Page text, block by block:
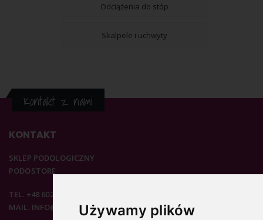
Używamy plików
Odciążenia do stóp
Skalpele i uchwyty
Kontakt z nami
KONTAKT
SKLEP PODOLOGICZNY
PODOSTORE
TEL. +48 602 537 894
MAIL. INFO@PODOSTORE.PL